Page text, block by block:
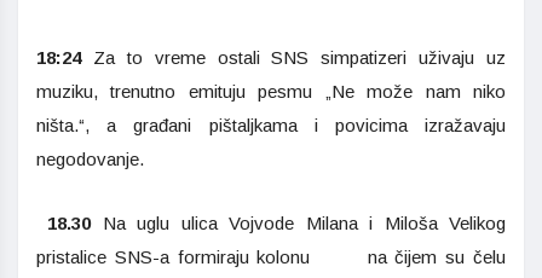
18:24Za to vreme ostali SNS simpatizeri uživaju uz
muziku, trenutno emituju pesmu „Ne može nam niko
ništa.“, a građani pištaljkama i povicima izražavaju
negodovanje.
18.30Na uglu ulica Vojvode Milana i Miloša Velikog
pristalice SNS-a formiraju kolonu na čijem su čelu